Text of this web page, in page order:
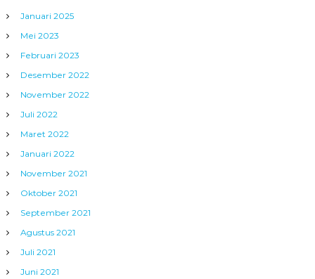
Januari 2025
Mei 2023
Februari 2023
Desember 2022
November 2022
Juli 2022
Maret 2022
Januari 2022
November 2021
Oktober 2021
September 2021
Agustus 2021
Juli 2021
Juni 2021